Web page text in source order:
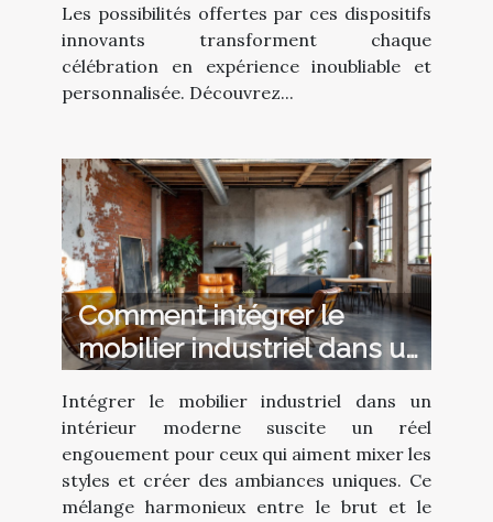
Les possibilités offertes par ces dispositifs
innovants transforment chaque
célébration en expérience inoubliable et
personnalisée. Découvrez...
Comment intégrer le
mobilier industriel dans un
intérieur moderne ?
Intégrer le mobilier industriel dans un
intérieur moderne suscite un réel
engouement pour ceux qui aiment mixer les
styles et créer des ambiances uniques. Ce
mélange harmonieux entre le brut et le